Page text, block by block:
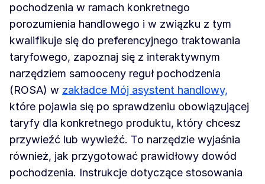
pochodzenia w ramach konkretnego
porozumienia handlowego i w związku z tym
kwalifikuje się do preferencyjnego traktowania
taryfowego, zapoznaj się z interaktywnym
narzędziem samooceny reguł pochodzenia
(ROSA) w zakładce Mój asystent handlowy,
które pojawia się po sprawdzeniu obowiązującej
taryfy dla konkretnego produktu, który chcesz
przywieźć lub wywieźć. To narzędzie wyjaśnia
również, jak przygotować prawidłowy dowód
pochodzenia. Instrukcje dotyczące stosowania